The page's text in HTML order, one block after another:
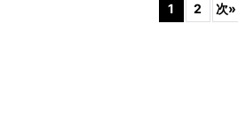
1 2 次»